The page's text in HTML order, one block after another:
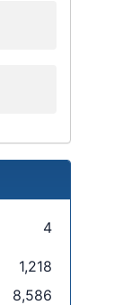
4
1,218
8,586